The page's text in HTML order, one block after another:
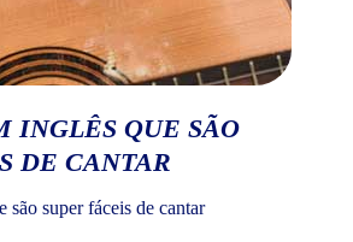
INGLÊS QUE SÃO
DE CANTAR
são super fáceis de cantar